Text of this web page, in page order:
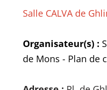
Salle CALVA de
Organisateur(s) :
de Mons - Plan de